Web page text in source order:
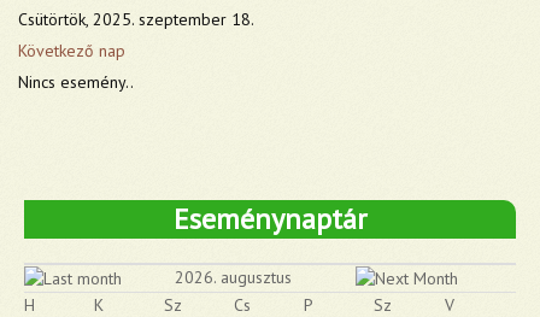
Csütörtök, 2025. szeptember 18.
Következő nap
Nincs esemény..
Eseménynaptár
2026. augusztus
H
K Sz Cs P Sz
V